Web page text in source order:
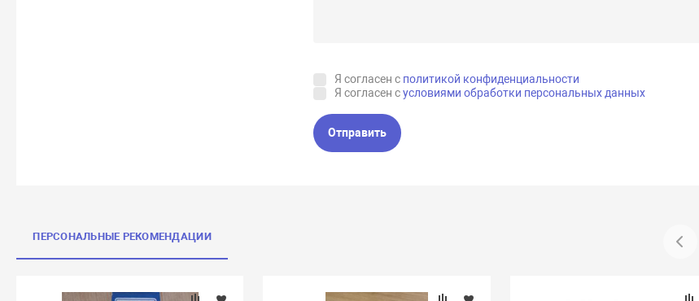
Я согласен с политикой конфиденциальности
Я согласен сусловиями обработки персональных данных
Отправить
ПЕРСОНАЛЬНЫЕ РЕКОМЕНДАЦИИ